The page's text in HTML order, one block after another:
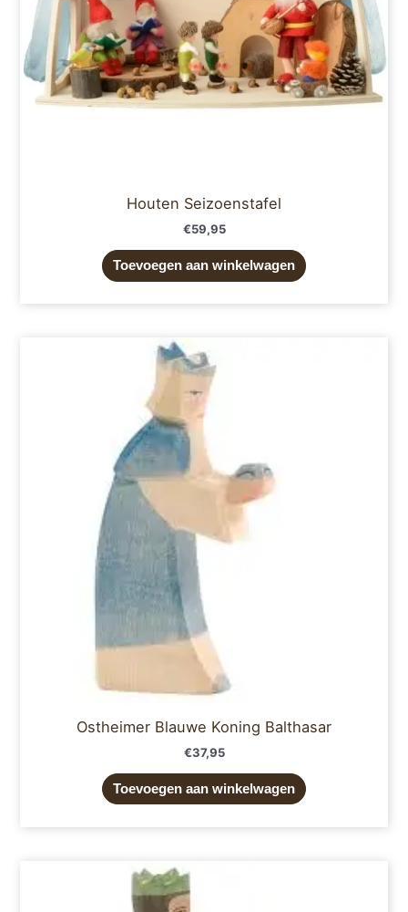
Houten Seizoenstafel
€59,95
Toevoegen aan winkelwagen
Ostheimer Blauwe Koning Balthasar
€37,95
Toevoegen aan winkelwagen